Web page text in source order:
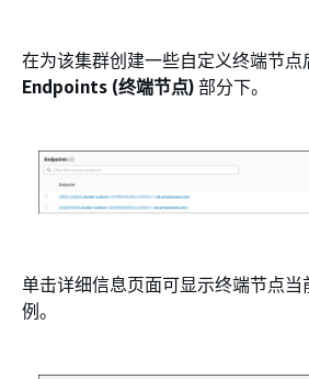
在为该集群创建一些自定义终端节点
Endpoints (终端节点) 部分下。
单击详细信息页面可显示终端节点当
例。